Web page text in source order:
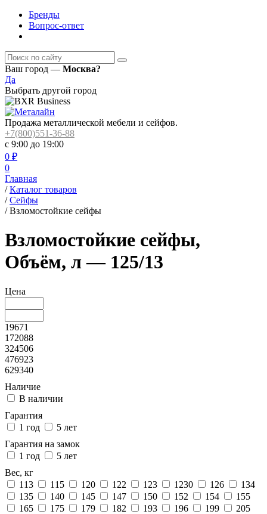
Бренды
Вопрос-ответ
Ваш город — Москва?
Да
Выбрать другой город
Продажа металлической мебели и сейфов.
+7(800)551-36-88
с 9:00 до 19:00
0 ₽
0
Главная
/ Каталог товаров
/ Сейфы
/ Взломостойкие сейфы
Взломостойкие сейфы,
Объём, л — 125/13
Цена
19671
172088
324506
476923
629340
Наличие
В наличии
Гарантия
1 год
5 лет
Гарантия на замок
1 год
5 лет
Вес, кг
113
115 120 122 123 1230 126
134
135
140 145 147 150 152 154
155
165
175 179 182 193 196 199
205